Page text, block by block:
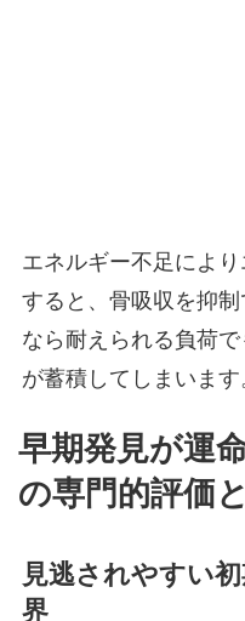
エネルギー不足によ
すると、骨吸収を抑
なら耐えられる負荷
が蓄積してしまいます
早期発見が運
の専門的評価
見逃されやすい
界